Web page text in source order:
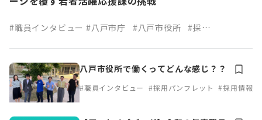
#職員インタビュー #八戸市庁 #八戸市役所 #採用
八戸市役所で働くってどんな感じ？？
#職員インタビュー #採用パンフレット #採用情報